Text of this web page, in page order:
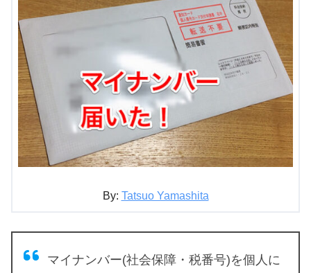
By: Tatsuo Yamashita
マイナンバー(社会保障・税番号)を個人に